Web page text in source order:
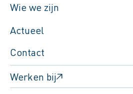
Wie we zijn
Actueel
Contact
Werken bij